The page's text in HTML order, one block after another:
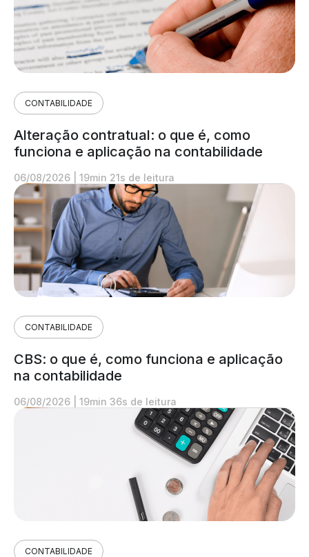
CONTABILIDADE
Alteração contratual: o que é, como
funciona e aplicação na contabilidade
06/08/2026 19min 21s de leitura
CONTABILIDADE
CBS: o que é, como funciona e aplicação
na contabilidade
06/08/2026 19min 36s de leitura
CONTABILIDADE